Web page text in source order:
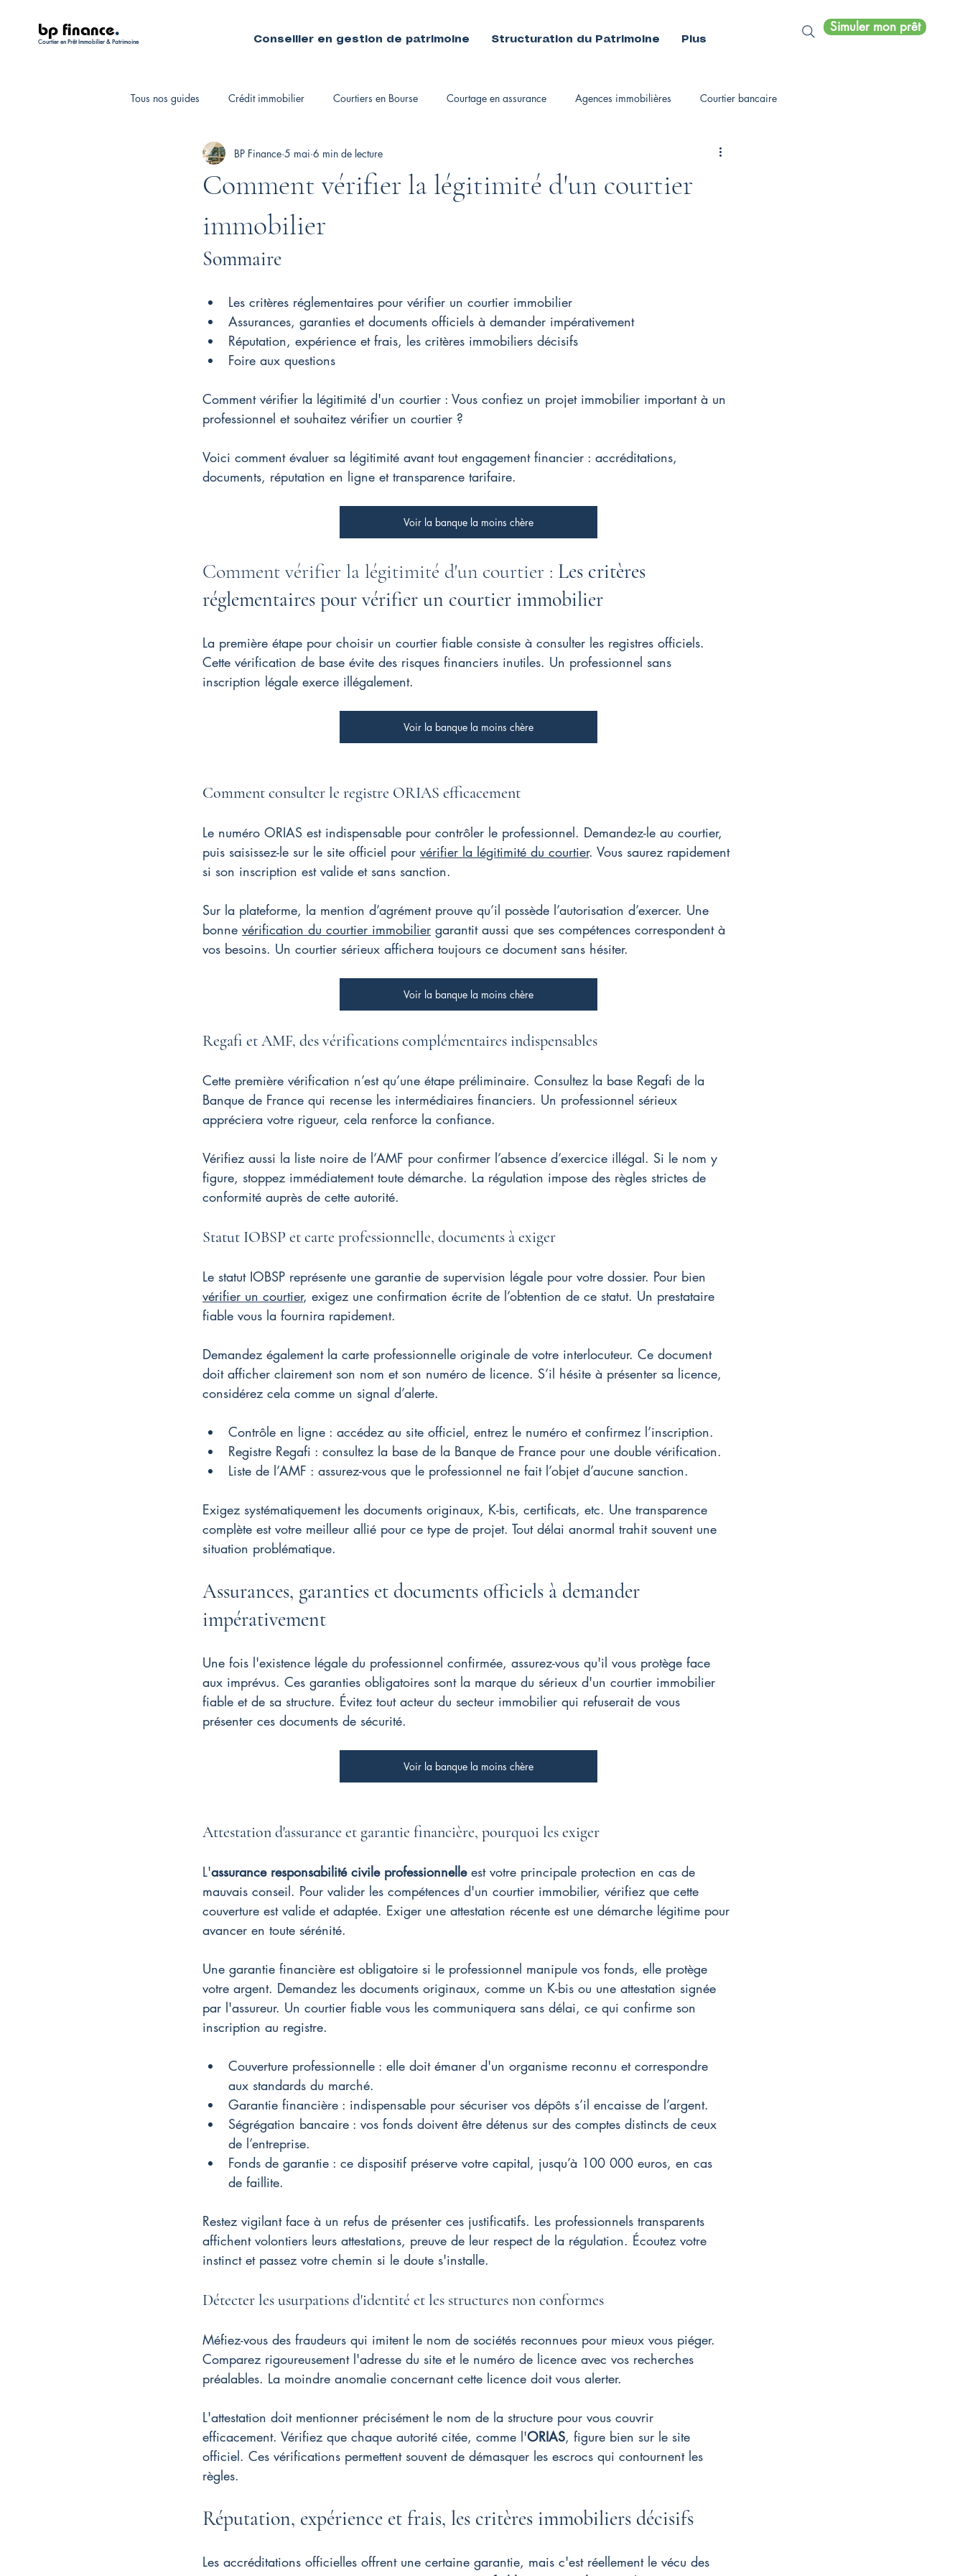
bp finance.
Courtier en Prêt Immobilier & Patrimoine Conseiller en gestion de patrimoine Structuration du Patrimoine Plus
Simuler mon prêt
Tous nos guides Crédit immobilier Courtiers en Bourse Courtage en assurance Agences immobilières Courtier bancaire
Fiscalité personnelle Courtiers immobiliers
Comment vérifier la légitimité d'un courtier
immobilier
BP Finance 5 mai 6 min de lecture
Sommaire
Les critères réglementaires pour vérifier un courtier immobilier
Assurances, garanties et documents officiels à demander impérativement
Réputation, expérience et frais, les critères immobiliers décisifs
Foire aux questions
Comment vérifier la légitimité d'un courtier : Vous confiez un projet immobilier important à un
professionnel et souhaitez vérifier un courtier ?
Voici comment évaluer sa légitimité avant tout engagement financier : accréditations,
documents, réputation en ligne et transparence tarifaire.
Voir la banque la moins chère
Comment vérifier la légitimité d'un courtier : Les critères
réglementaires pour vérifier un courtier immobilier
La première étape pour choisir un courtier fiable consiste à consulter les registres officiels.
Cette vérification de base évite des risques financiers inutiles. Un professionnel sans
inscription légale exerce illégalement.
Voir la banque la moins chère
Comment consulter le registre ORIAS efficacement
Le numéro ORIAS est indispensable pour contrôler le professionnel. Demandez-le au courtier,
puis saisissez-le sur le site officiel pour vérifier la légitimité du courtier. Vous saurez rapidement
si son inscription est valide et sans sanction.
Sur la plateforme, la mention d’agrément prouve qu’il possède l’autorisation d’exercer. Une
bonne vérification du courtier immobilier garantit aussi que ses compétences correspondent à
vos besoins. Un courtier sérieux affichera toujours ce document sans hésiter.
Voir la banque la moins chère
Regafi et AMF, des vérifications complémentaires indispensables
Cette première vérification n’est qu’une étape préliminaire. Consultez la base Regafi de la
Banque de France qui recense les intermédiaires financiers. Un professionnel sérieux
appréciera votre rigueur, cela renforce la confiance.
Vérifiez aussi la liste noire de l’AMF pour confirmer l’absence d’exercice illégal. Si le nom y
figure, stoppez immédiatement toute démarche. La régulation impose des règles strictes de
conformité auprès de cette autorité.
Statut IOBSP et carte professionnelle, documents à exiger
Le statut IOBSP représente une garantie de supervision légale pour votre dossier. Pour bien
vérifier un courtier, exigez une confirmation écrite de l’obtention de ce statut. Un prestataire
fiable vous la fournira rapidement.
Demandez également la carte professionnelle originale de votre interlocuteur. Ce document
doit afficher clairement son nom et son numéro de licence. S’il hésite à présenter sa licence,
considérez cela comme un signal d’alerte.
Contrôle en ligne : accédez au site officiel, entrez le numéro et confirmez l’inscription.
Registre Regafi : consultez la base de la Banque de France pour une double vérification.
Liste de l’AMF : assurez-vous que le professionnel ne fait l’objet d’aucune sanction.
Exigez systématiquement les documents originaux, K-bis, certificats, etc. Une transparence
complète est votre meilleur allié pour ce type de projet. Tout délai anormal trahit souvent une
situation problématique.
Assurances, garanties et documents officiels à demander
impérativement
Une fois l'existence légale du professionnel confirmée, assurez-vous qu'il vous protège face
aux imprévus. Ces garanties obligatoires sont la marque du sérieux d'un courtier immobilier
fiable et de sa structure. Évitez tout acteur du secteur immobilier qui refuserait de vous
présenter ces documents de sécurité.
Voir la banque la moins chère
Attestation d'assurance et garantie financière, pourquoi les exiger
L'assurance responsabilité civile professionnelle est votre principale protection en cas de
mauvais conseil. Pour valider les compétences d'un courtier immobilier, vérifiez que cette
couverture est valide et adaptée. Exiger une attestation récente est une démarche légitime pour
avancer en toute sérénité.
Une garantie financière est obligatoire si le professionnel manipule vos fonds, elle protège
votre argent. Demandez les documents originaux, comme un K-bis ou une attestation signée
par l'assureur. Un courtier fiable vous les communiquera sans délai, ce qui confirme son
inscription au registre.
Couverture professionnelle : elle doit émaner d'un organisme reconnu et correspondre
aux standards du marché.
Garantie financière : indispensable pour sécuriser vos dépôts s’il encaisse de l’argent.
Ségrégation bancaire : vos fonds doivent être détenus sur des comptes distincts de ceux
de l’entreprise.
Fonds de garantie : ce dispositif préserve votre capital, jusqu’à 100 000 euros, en cas
de faillite.
Restez vigilant face à un refus de présenter ces justificatifs. Les professionnels transparents
affichent volontiers leurs attestations, preuve de leur respect de la régulation. Écoutez votre
instinct et passez votre chemin si le doute s'installe.
Détecter les usurpations d'identité et les structures non conformes
Méfiez-vous des fraudeurs qui imitent le nom de sociétés reconnues pour mieux vous piéger.
Comparez rigoureusement l'adresse du site et le numéro de licence avec vos recherches
préalables. La moindre anomalie concernant cette licence doit vous alerter.
L'attestation doit mentionner précisément le nom de la structure pour vous couvrir
efficacement. Vérifiez que chaque autorité citée, comme l'ORIAS, figure bien sur le site
officiel. Ces vérifications permettent souvent de démasquer les escrocs qui contournent les
règles.
Réputation, expérience et frais, les critères immobiliers décisifs
Les accréditations officielles offrent une certaine garantie, mais c'est réellement le vécu des